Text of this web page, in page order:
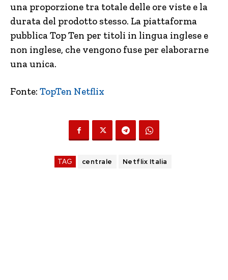
una proporzione tra totale delle ore viste e la
durata del prodotto stesso. La piattaforma
pubblica Top Ten per titoli in lingua inglese e
non inglese, che vengono fuse per elaborarne
una unica.
Fonte: TopTen Netflix
TAG centrale Netflix Italia